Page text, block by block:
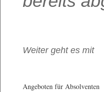
Weiter geht es mit
Angeboten für Absolventen